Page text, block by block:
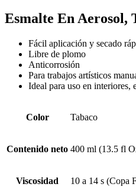
Esmalte En Aerosol,
Fácil aplicación y secado
Libre de plomo
Anticorrosión
Para trabajos artísticos
Ideal para uso en interiores,
Color Tabaco
Contenido neto 400 ml (13.5 fl
Viscosidad 10 a 14 s (Copa